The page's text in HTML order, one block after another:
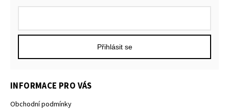
Přihlásit se
INFORMACE PRO VÁS
Obchodní podmínky